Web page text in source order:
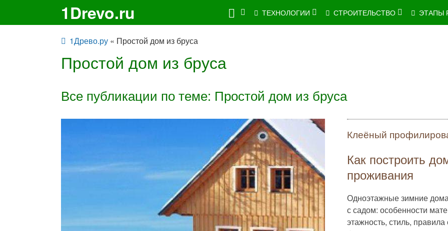
1Drevo.ru ТЕХНОЛОГИИ СТРОИТЕЛЬСТВО ЭТАПЫ
1Древо.ру « Простой дом из бруса
Простой дом из бруса
Все публикации по теме: Простой дом из бруса
Клеёный
Как построить
проживания
Одноэтажные зимние
с садом: особенности
этажность, стиль,